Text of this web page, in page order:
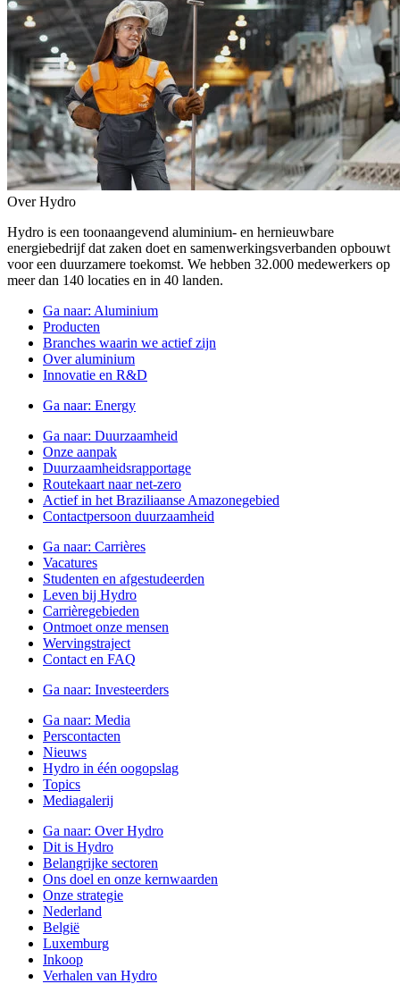
Over Hydro
Hydro is een toonaangevend aluminium- en hernieuwbare
energiebedrijf dat zaken doet en samenwerkingsverbanden opbouwt
voor een duurzamere toekomst. We hebben 32.000 medewerkers op
meer dan 140 locaties en in 40 landen.
Ga naar: Aluminium
Producten
Branches waarin we actief zijn
Over aluminium
Innovatie en R&D
Ga naar: Energy
Ga naar: Duurzaamheid
Onze aanpak
Duurzaamheidsrapportage
Routekaart naar net-zero
Actief in het Braziliaanse Amazonegebied
Contactpersoon duurzaamheid
Ga naar: Carrières
Vacatures
Studenten en afgestudeerden
Leven bij Hydro
Carrièregebieden
Ontmoet onze mensen
Wervingstraject
Contact en FAQ
Ga naar: Investeerders
Ga naar: Media
Perscontacten
Nieuws
Hydro in één oogopslag
Topics
Mediagalerij
Ga naar: Over Hydro
Dit is Hydro
Belangrijke sectoren
Ons doel en onze kernwaarden
Onze strategie
Nederland
België
Luxemburg
Inkoop
Verhalen van Hydro